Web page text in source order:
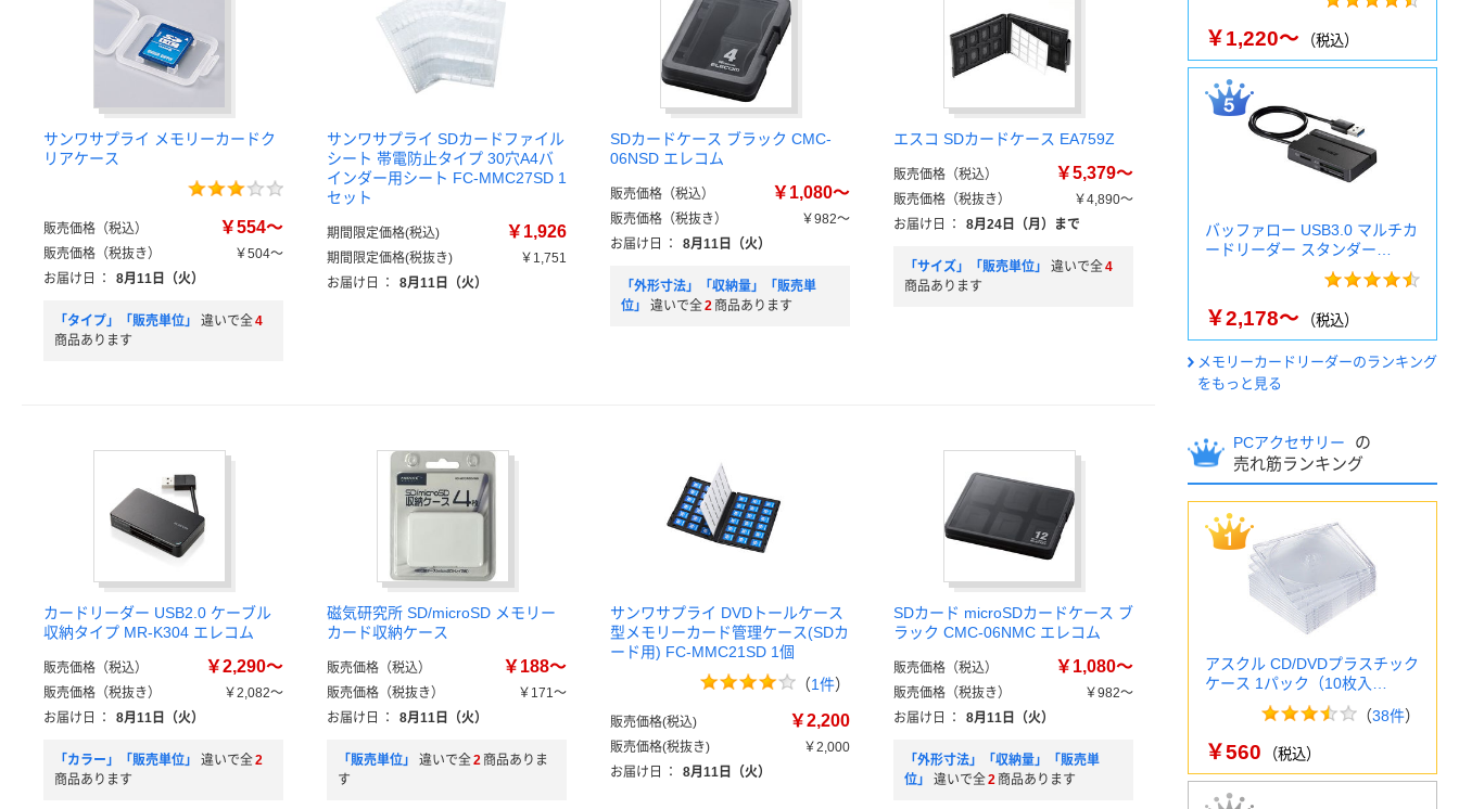
サンワサプライ メモリーカードク
リアケース
販売価格（税込） ￥554～
販売価格（税抜き）
￥504～
お届け日
： 8月11日（火）
「タイプ」「販売単位」 違いで全4
商品あります
サンワサプライ SDカードファイル
シート 帯電防止タイプ 30穴A4バ
インダー用シート FC-MMC27SD 1
セット
期間限定価格(税込) ￥1,926
期間限定価格(税抜き)
￥1,751
お届け日
： 8月11日（火）
SDカードケース ブラック CMC-
06NSD エレコム
販売価格（税込） ￥1,080～
販売価格（税抜き）
￥982～
お届け日
： 8月11日（火）
「外形寸法」「収納量」「販売単
位」
違いで全2 商品あります
エスコ SDカードケース EA759Z
販売価格（税込） ￥5,379～
販売価格（税抜き）
￥4,890～
お届け日
： 8月24日（月）まで
「サイズ」「販売単位」 違いで全4
商品あります
カードリーダー USB2.0 ケーブル
収納タイプ MR-K304 エレコム
販売価格（税込） ￥2,290～
販売価格（税抜き）
￥2,082～
お届け日
： 8月11日（火）
「カラー」「販売単位」 違いで全2
商品あります
磁気研究所 SD/microSD メモリー
カード収納ケース
販売価格（税込） ￥188～
販売価格（税抜き）
￥171～
お届け日
： 8月11日（火）
「販売単位」 違いで全2 商品ありま
す
サンワサプライ DVDトールケース
型メモリーカード管理ケース(SDカ
ード用) FC-MMC21SD 1個
（1件）
販売価格(税込) ￥2,200
販売価格(税抜き)
￥2,000
お届け日
： 8月11日（火）
SDカード microSDカードケース ブ
ラック CMC-06NMC エレコム
販売価格（税込） ￥1,080～
販売価格（税抜き）
￥982～
お届け日
： 8月11日（火）
「外形寸法」「収納量」「販売単
位」
違いで全2 商品あります
￥1,220～ （税込）
バッファロー USB3.0 マルチカ
ードリーダー スタンダー…
￥2,178～ （税込）
メモリーカードリーダーのランキング
をもっと見る
PCアクセサリー
の
売れ筋ランキング
アスクル CD/DVDプラスチック
ケース 1パック（10枚入…
（38件）
￥560 （税込）